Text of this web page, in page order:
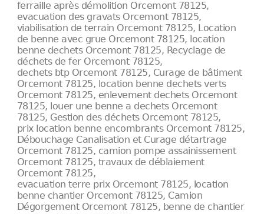
ferraille après démolition Orcemont 78125,
evacuation des gravats Orcemont 78125,
viabilisation de terrain Orcemont 78125, Location
de benne avec grue Orcemont 78125, location
benne dechets Orcemont 78125, Recyclage de
déchets de fer Orcemont 78125,
dechets btp Orcemont 78125, Curage de bâtiment
Orcemont 78125, location benne dechets verts
Orcemont 78125, enlevement dechets Orcemont
78125, louer une benne a dechets Orcemont
78125, Gestion des déchets Orcemont 78125,
prix location benne encombrants Orcemont 78125,
Débouchage Canalisation et Curage détartrage
Orcemont 78125, camion pompe assainissement
Orcemont 78125, travaux de déblaiement
Orcemont 78125,
evacuation terre prix Orcemont 78125, location
benne chantier Orcemont 78125, Camion
Dégorgement Orcemont 78125, benne de chantier